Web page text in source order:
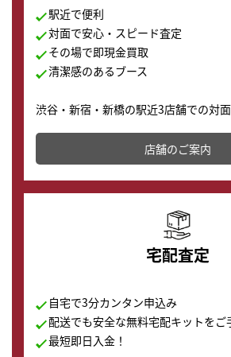
駅近で便利
対面で安心・スピード査定
その場で即現金買取
清潔感のあるブース
渋谷・新宿・新橋の駅近3店舗での対
その場で現金買取致します。渋谷本店
店舗を併設しており、下取りに出して
の購入もできます♪
店舗のご案内
宅配査定
自宅で3分カンタン申込み
配送でも安全な無料宅配キットをご
最短即日入金！